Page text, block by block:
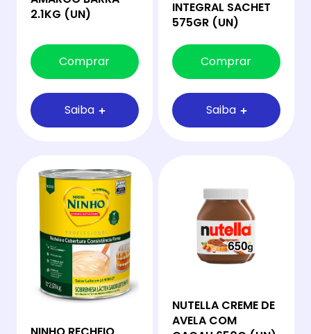
2.1KG (UN)
Comprar
Saiba
INTEGRAL SACHET
575GR (UN)
Comprar
Saiba
NUTELLA CREME DE
AVELA COM